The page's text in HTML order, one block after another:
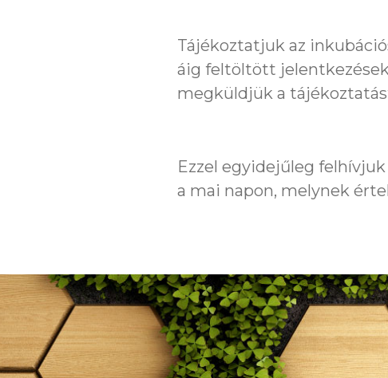
Tájékoztatjuk az
áig feltöltött
megküldjük a
Ezzel egyidejűleg felhívjuk
a mai napon, melynek